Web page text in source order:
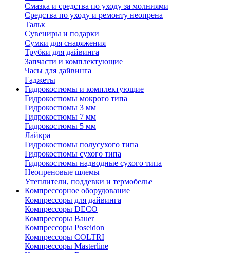
Смазка и средства по уходу за молниями
Средства по уходу и ремонту неопрена
Тальк
Сувениры и подарки
Сумки для снаряжения
Трубки для дайвинга
Запчасти и комплектующие
Часы для дайвинга
Гаджеты
Гидрокостюмы и комплектующие
Гидрокостюмы мокрого типа
Гидрокостюмы 3 мм
Гидрокостюмы 7 мм
Гидрокостюмы 5 мм
Лайкра
Гидрокостюмы полусухого типа
Гидрокостюмы сухого типа
Гидрокостюмы надводные сухого типа
Неопреновые шлемы
Утеплители, поддевки и термобелье
Компрессорное оборудование
Компрессоры для дайвинга
Компрессоры DECO
Компрессоры Bauer
Компрессоры Poseidon
Компрессоры COLTRI
Компрессоры Masterline